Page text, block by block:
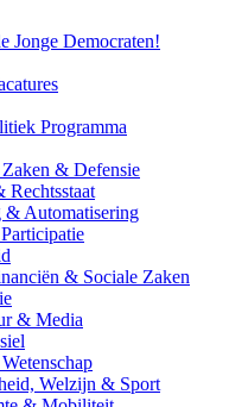
Jonge Democraten!
Programma
& Defensie
Rechtsstaat
Automatisering
& Sociale Zaken
& Media
Welzijn & Sport